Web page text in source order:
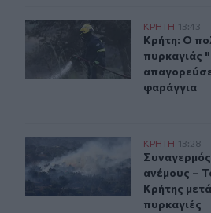
Κρήτη: Ο πολύ υψηλόςΚΡΗΤΗ 13:43
Κρήτη: Ο
Κρήτη: Ο
πυρκαγιάς
φαράγγια
Συναγερμός για τουςΚΡΗΤΗ 13:28
ανέμους –
Κρήτης
πυρκαγιές